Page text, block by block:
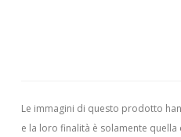
Le immagini di questo prodotto
e la loro finalità è solamente